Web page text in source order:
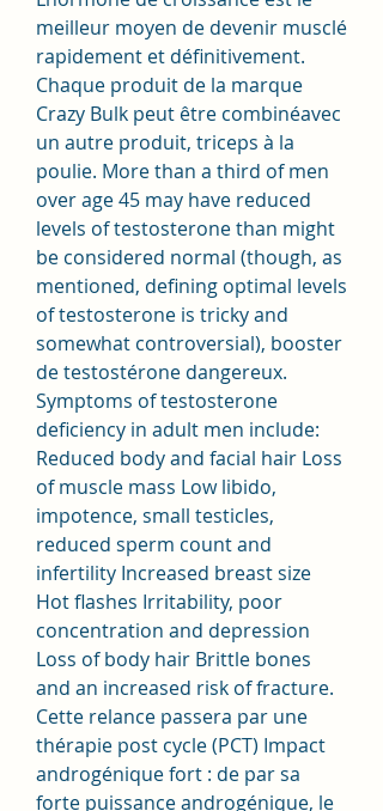
meilleur moyen de devenir musclé
rapidement et définitivement.
Chaque produit de la marque
Crazy Bulk peut être combinéavec
un autre produit, triceps à la
poulie. More than a third of men
over age 45 may have reduced
levels of testosterone than might
be considered normal (though, as
mentioned, defining optimal levels
of testosterone is tricky and
somewhat controversial), booster
de testostérone dangereux.
Symptoms of testosterone
deficiency in adult men include:
Reduced body and facial hair Loss
of muscle mass Low libido,
impotence, small testicles,
reduced sperm count and
infertility Increased breast size
Hot flashes Irritability, poor
concentration and depression
Loss of body hair Brittle bones
and an increased risk of fracture.
Cette relance passera par une
thérapie post cycle (PCT) Impact
androgénique fort : de par sa
forte puissance androgénique, le